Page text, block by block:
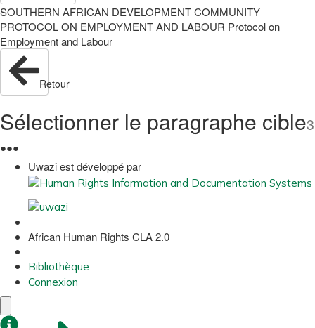
SOUTHERN AFRICAN DEVELOPMENT COMMUNITY
PROTOCOL ON EMPLOYMENT AND LABOUR Protocol on
Employment and Labour
Retour
Sélectionner le paragraphe cible3
●●●
Uwazi est développé par
African Human Rights CLA 2.0
Bibliothèque
Connexion